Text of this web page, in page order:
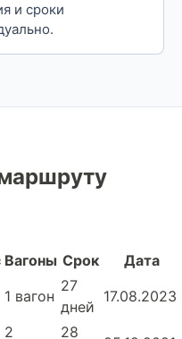
и сроки
Вагоны Срок
Дата
1 вагон
27
дней
17.08.2023
2
28